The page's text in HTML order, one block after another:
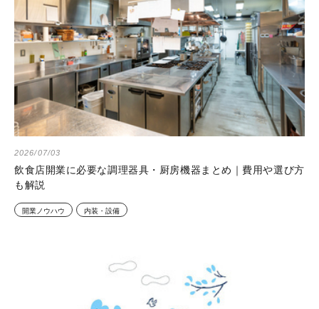
2026/07/03
飲食店開業に必要な調理器具・厨房機器まとめ｜費用や選び方
も解説
開業ノウハウ 内装・設備